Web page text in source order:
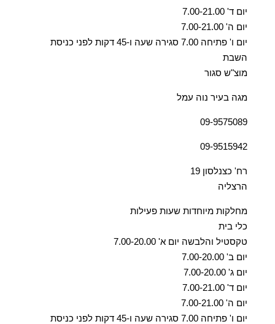
יום ד' 7.00-21.00
יום ה' 7.00-21.00
יום ו' פתיחה 7.00 סגירה שעה ו-45 דקות לפני כניסת
השבת
מוצ"ש סגור
מגה בעיר נוה עמל
09-9575089
09-9515942
רח' כצנלסון 19
הרצליה
מחלקות מיוחדות שעות פעילות
כלי בית
טקסטיל והלבשה יום א' 7.00-20.00
יום ב' 7.00-20.00
יום ג' 7.00-20.00
יום ד' 7.00-21.00
יום ה' 7.00-21.00
יום ו' פתיחה 7.00 סגירה שעה ו-45 דקות לפני כניסת